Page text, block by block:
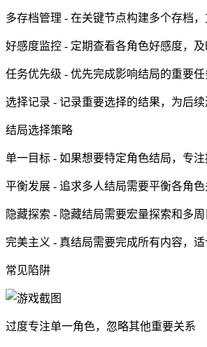
多存档管理 - 在关键节点构建多个存档，
好感度监控 - 定期查看各角色好感度，
任务优先级 - 优先完成影响结局的重要任
选择记录 - 记录重要选择的结果，为后
结局选择策略
单一目标 - 如果想要特定角色结局，专
平衡发展 - 追求多人结局需要平衡各角色
隐藏探索 - 隐藏结局需要宏量探索和多
完美主义 - 真结局需要完成所有内容，
常见陷阱
过度专注单一角色，忽略其他重要关系